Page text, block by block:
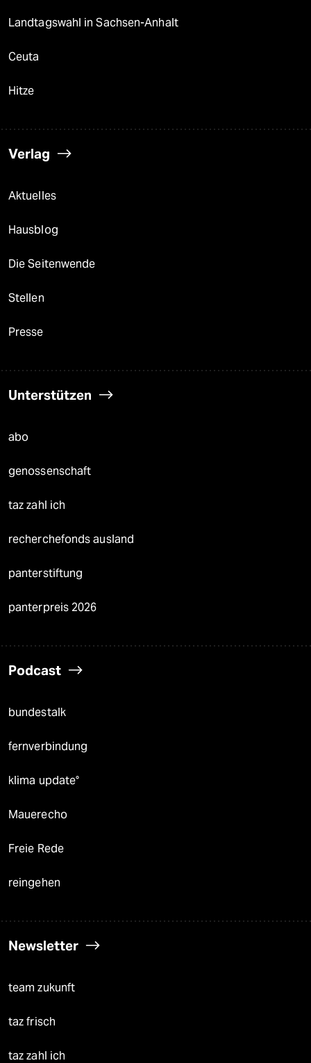
Landtagswahl in Sachsen-Anhalt
Ceuta
Hitze
Verlag
Aktuelles
Hausblog
Die Seitenwende
Stellen
Presse
Unterstützen
abo
genossenschaft
taz zahl ich
recherchefonds ausland
panterstiftung
panterpreis 2026
Podcast
bundestalk
fernverbindung
klima update°
Mauerecho
Freie Rede
reingehen
Newsletter
team zukunft
taz frisch
taz zahl ich